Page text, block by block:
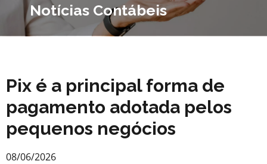
Notícias Contábeis
Pix é a principal forma de
pagamento adotada pelos
pequenos negócios
08/06/2026